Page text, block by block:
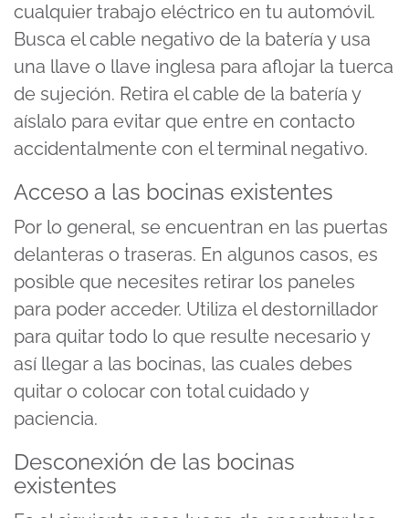
cualquier trabajo eléctrico en tu automóvil.
Busca el cable negativo de la batería y usa
una llave o llave inglesa para aflojar la tuerca
de sujeción. Retira el cable de la batería y
aíslalo para evitar que entre en contacto
accidentalmente con el terminal negativo.
Acceso a las bocinas existentes
Por lo general, se encuentran en las puertas
delanteras o traseras. En algunos casos, es
posible que necesites retirar los paneles
para poder acceder. Utiliza el destornillador
para quitar todo lo que resulte necesario y
así llegar a las bocinas, las cuales debes
quitar o colocar con total cuidado y
paciencia.
Desconexión de las bocinas
existentes